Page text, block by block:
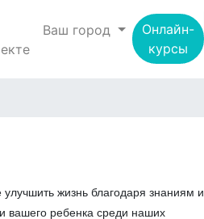
Ваш город
Онлайн-
курсы
жизнь благодаря знаниям и
вашего ребенка среди наших